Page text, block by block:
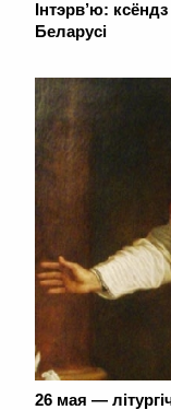
Інтэрв’ю:
Беларусі
26 мая —